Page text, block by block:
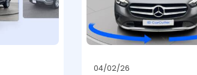
04/02/26